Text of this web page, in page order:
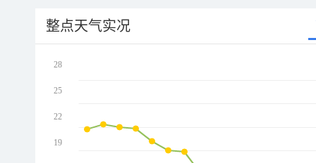
整点天气实况
28
25
22
19